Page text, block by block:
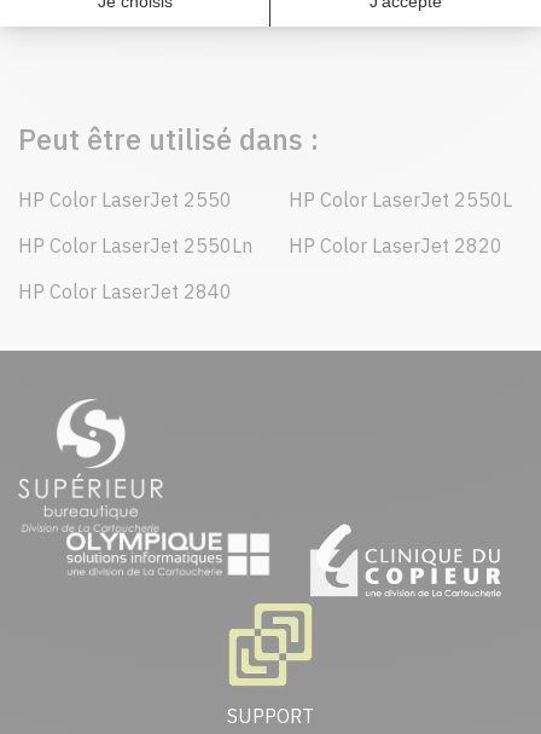
Peut être utilisé dans :
HP Color LaserJet 2550
HP Color LaserJet 2550L
HP Color LaserJet 2550Ln
HP Color LaserJet 2820
HP Color LaserJet 2840
SUPPORT